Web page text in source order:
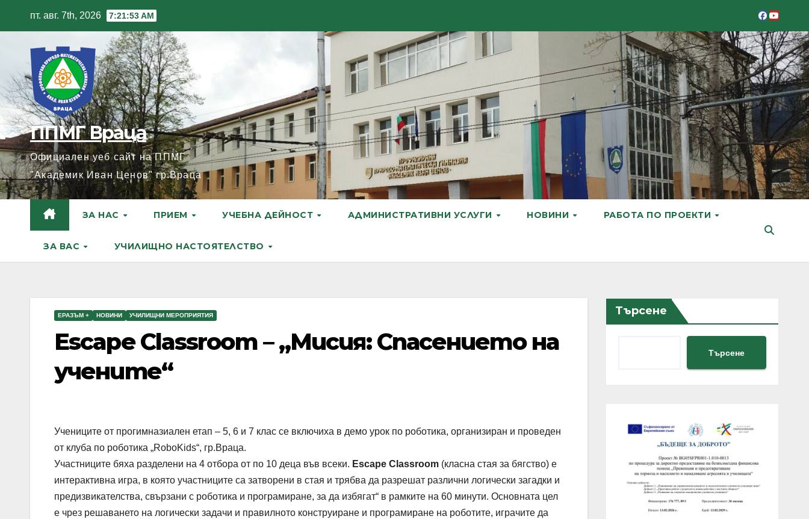
пт. авг. 7th, 2026 7:21:54 AM
ППМГ Враца
Официален уеб сайт на ППМГ
"Академик Иван Ценов" гр.Враца
ЗА НАС ПРИЕМ УЧЕБНА ДЕЙНОСТ АДМИНИСТРАТИВНИ УСЛУГИ НОВИНИ РАБОТА ПО ПРОЕКТИ
ЗА ВАС УЧИЛИЩНО НАСТОЯТЕЛСТВО
ЕРАЗЪМ + НОВИНИ УЧИЛИЩНИ МЕРОПРИЯТИЯ
Escape Classroom – „Мисия: Спасението на
учените“
Учениците от прогимназиален етап – 5, 6 и 7 клас се включиха в демо урок по роботика, организиран и проведен
от клуба по роботика „RoboKids“, гр.Враца.
Участниците бяха разделени на 4 отбора от по 10 деца във всеки. Escape Classroom (класна стая за бягство) е
интерактивна игра, в която участниците са затворени в стая и трябва да разрешат различни логически загадки и
предизвикателства, свързани с роботика и програмиране, за да избягат“ в рамките на 60 минути. Основната цел
е чрез решаването на логически задачи и правилното конструиране и програмиране на роботите, играчите да
Търсене
Търсене